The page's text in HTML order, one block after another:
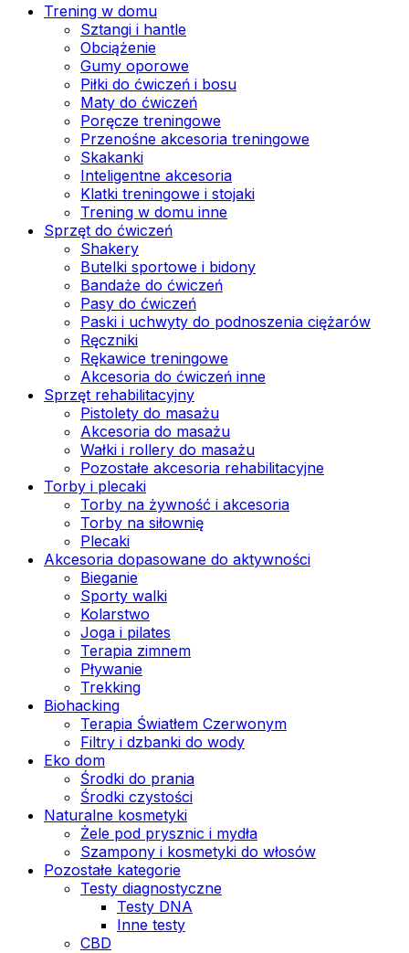
Trening w domu
Sztangi i hantle
Obciążenie
Gumy oporowe
Piłki do ćwiczeń i bosu
Maty do ćwiczeń
Poręcze treningowe
Przenośne akcesoria treningowe
Skakanki
Inteligentne akcesoria
Klatki treningowe i stojaki
Trening w domu inne
Sprzęt do ćwiczeń
Shakery
Butelki sportowe i bidony
Bandaże do ćwiczeń
Pasy do ćwiczeń
Paski i uchwyty do podnoszenia ciężarów
Ręczniki
Rękawice treningowe
Akcesoria do ćwiczeń inne
Sprzęt rehabilitacyjny
Pistolety do masażu
Akcesoria do masażu
Wałki i rollery do masażu
Pozostałe akcesoria rehabilitacyjne
Torby i plecaki
Torby na żywność i akcesoria
Torby na siłownię
Plecaki
Akcesoria dopasowane do aktywności
Bieganie
Sporty walki
Kolarstwo
Joga i pilates
Terapia zimnem
Pływanie
Trekking
Biohacking
Terapia Światłem Czerwonym
Filtry i dzbanki do wody
Eko dom
Środki do prania
Środki czystości
Naturalne kosmetyki
Żele pod prysznic i mydła
Szampony i kosmetyki do włosów
Pozostałe kategorie
Testy diagnostyczne
Testy DNA
Inne testy
CBD